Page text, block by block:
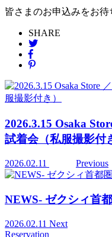
皆さまのお申込みをお待
SHARE
2026.3.15 Osaka
試着会（私服撮影付
2026.02.11 Previous
NEWS- ゼクシィ首
2026.02.11 Next
Reservation